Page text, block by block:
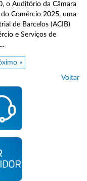
o Auditório da Câmara
Comércio 2025, uma
de Barcelos (ACIB)
e Serviços de
»
Voltar